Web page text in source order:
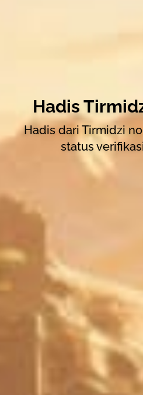
Hadis
Hadis dari Tirmidzi
status